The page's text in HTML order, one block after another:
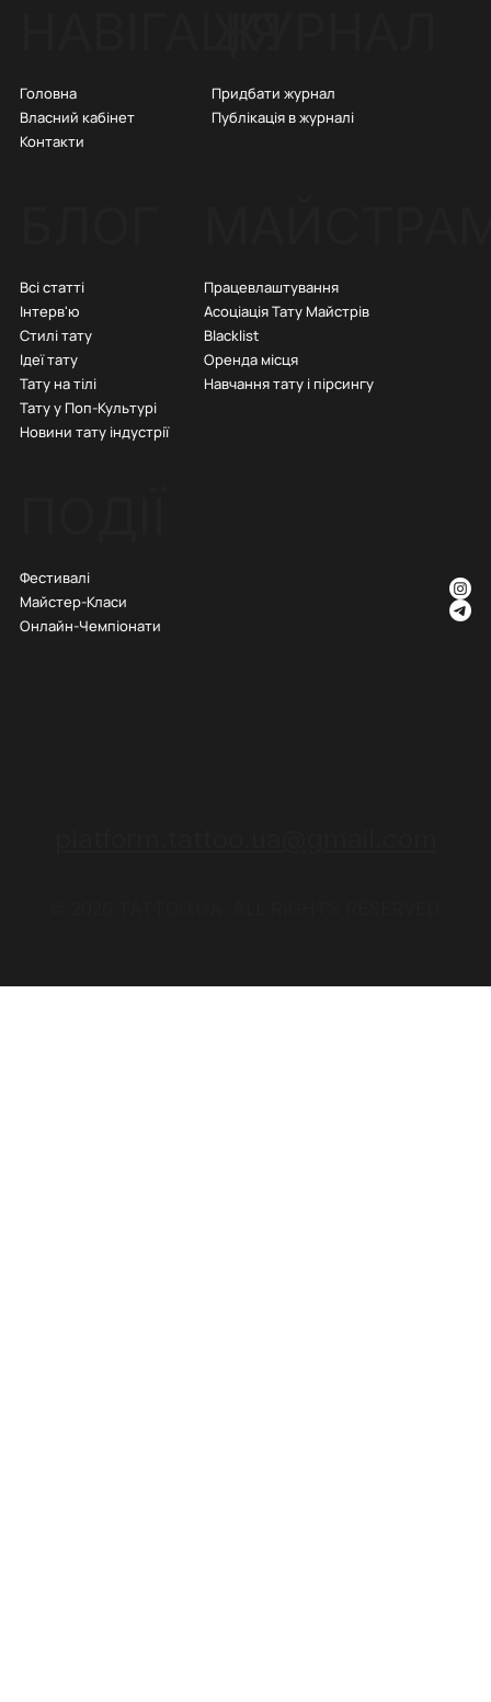
Головна
Власний кабінет
Контакти
Придбати журнал
Публікація в журналі
Всі статті
Інтерв'ю
Стилі тату
Ідеї тату
Тату на тілі
Тату у Поп-Культурі
Новини тату індустрії
Працевлаштування
Асоціація Тату Майстрів
Blacklist
Оренда місця
Навчання тату і пірсингу
Фестивалі
Майстер-Класи
Онлайн-Чемпіонати